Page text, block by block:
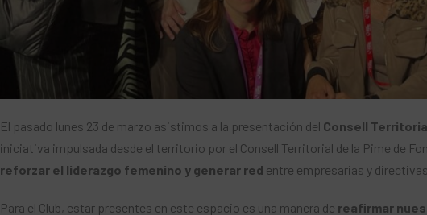
El pasado lunes 23 de marzo asistimos a la presentación del Consell
iniciativa impulsada desde el territorio por el Consell Territorial de la Pime de
reforzar el liderazgo femenino y generar red entre empresarias y
Para el Club, estar presentes en este espacio es una manera de reafirmar